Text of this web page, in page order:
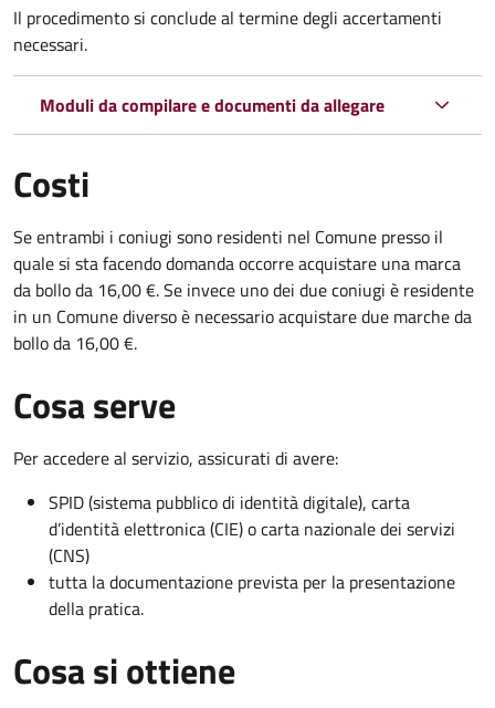
Il procedimento si conclude al termine degli accertamenti
necessari.
Moduli da compilare e documenti da allegare
Costi
Se entrambi i coniugi sono residenti nel Comune presso il
quale si sta facendo domanda occorre acquistare una marca
da bollo da 16,00 €. Se invece uno dei due coniugi è residente
in un Comune diverso è necessario acquistare due marche da
bollo da 16,00 €.
Cosa serve
Per accedere al servizio, assicurati di avere:
SPID (sistema pubblico di identità digitale), carta
d’identità elettronica (CIE) o carta nazionale dei servizi
(CNS)
tutta la documentazione prevista per la presentazione
della pratica.
Cosa si ottiene